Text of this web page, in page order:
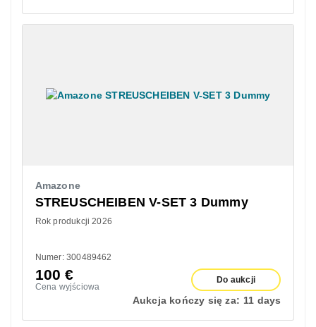
Amazone
STREUSCHEIBEN V-SET 3 Dummy
Rok produkcji 2026
Numer: 300489462
100€
Cena wyjściowa
Do aukcji
Aukcja kończy się za: 11 days